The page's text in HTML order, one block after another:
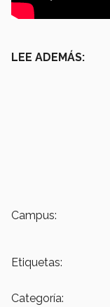
LEE ADEMÁS:
Campus:
Etiquetas:
Categoría: